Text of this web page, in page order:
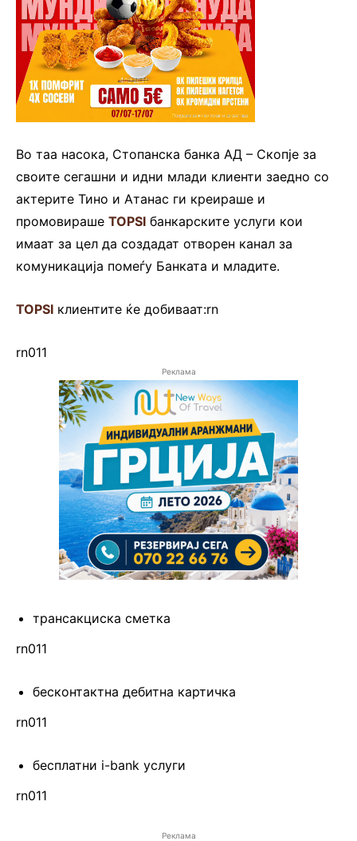
Во таа насока, Стопанска банка АД – Скопје за
своите сегашни и идни млади клиенти заедно со
актерите Тино и Атанас ги креираше и
промовираше TOPSI банкарските услуги кои
имаат за цел да создадат отворен канал за
комуникација помеѓу Банката и младите.
TOPSI клиентите ќе добиваат:rn
rn011
Реклама
трансакциска сметка
rn011
бесконтактна дебитна картичка
rn011
бесплатни i-bank услуги
rn011
Реклама